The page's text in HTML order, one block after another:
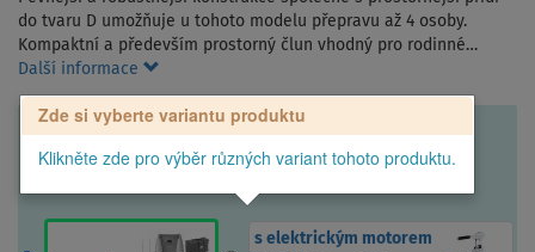
do tvaru D umožňuje u tohoto modelu přepravu až 4 osoby.
Kompaktní a především prostorný člun vhodný pro rodinné…
Další informace
Zde si vyberte variantu produktu
Klikněte zde pro výběr různých variant tohoto produktu.
s elektrickým motorem